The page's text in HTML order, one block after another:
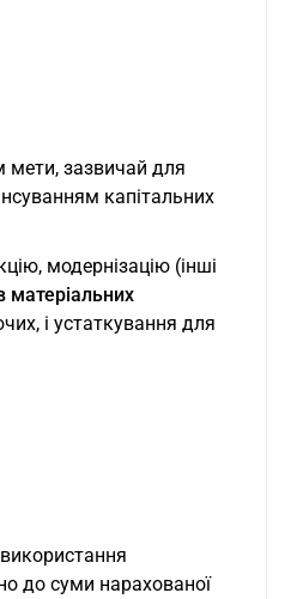
мети, зазвичай для
капітальних
модернізацію (інші
матеріальних
і устаткування для
до суми нарахованої